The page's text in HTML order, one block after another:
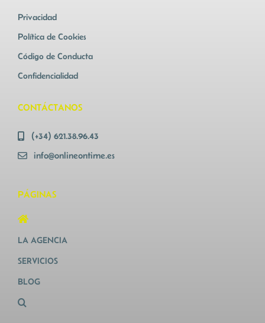
Privacidad
Política de Cookies
Código de Conducta
Confidencialidad
CONTÁCTANOS
(+34) 621.38.96.43
info@onlineontime.es
PÁGINAS
LA AGENCIA
SERVICIOS
BLOG